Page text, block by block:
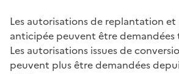
Les autorisations de replantation
anticipée peuvent être demandées
Les autorisations issues de
peuvent plus être demandées